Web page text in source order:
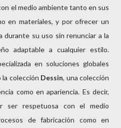
el medio ambiente tanto en sus
en materiales, y por ofrecer un
durante su uso sin renunciar a la
adaptable a cualquier estilo.
en soluciones globales
la colección Dessin, una colección
como en apariencia. Es decir,
ser respetuosa con el medio
de fabricación como en